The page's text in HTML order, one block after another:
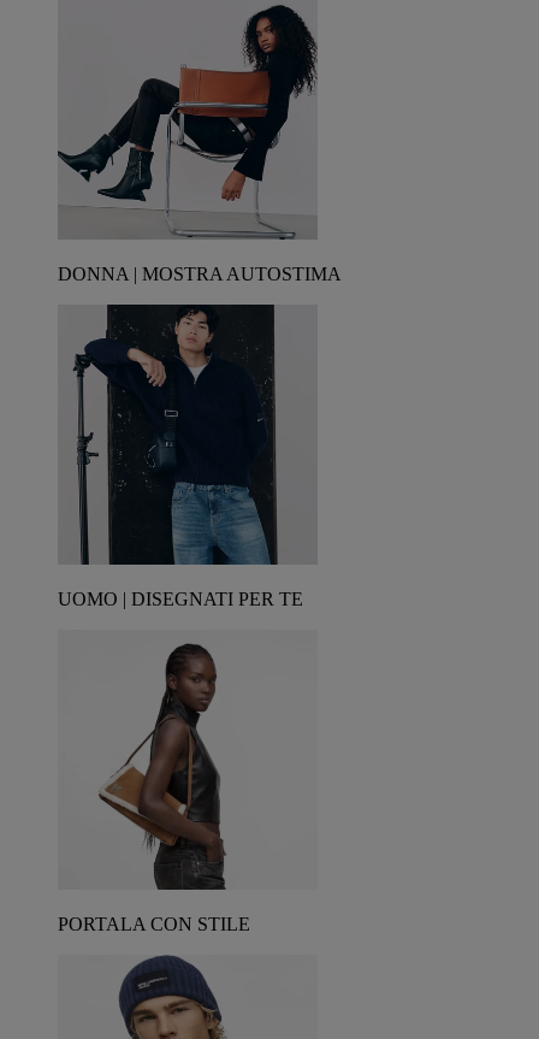
DONNA | MOSTRA AUTOSTIMA
UOMO | DISEGNATI PER TE
PORTALA CON STILE